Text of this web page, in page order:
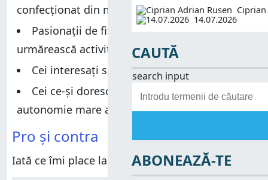
Funcțiile lui HUAWEI Watch 4 Pro
Îți place HUAWEI Watch 4 Pro?
Configurarea și utilizarea lui HUAWEI Watch 4 Pro
Funcțiile lui HUAWEI Watch 4 Pro
Îți place HUAWEI Watch 4 Pro?
confecționat din materiale premium
Pasionații de fitness, care vor să-și
urmărească activitățile
Cei interesați să-și monitorizeze sănătatea
Cei ce-și doresc un ceas de fitness cu o
autonomie mare a bateriei
Pro și contra
Iată ce îmi place la HUAWEI Watch 4 Pro:
14.07.2026
CAUTĂ
search input
ABONEAZĂ-TE